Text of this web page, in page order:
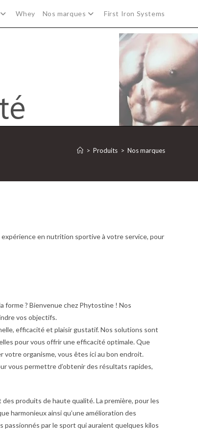
Whey Nos marques First Iron Systems
> Produits > Nos marques
en nutrition sportive à votre service, pour
forme ? Bienvenue chez Phytostine ! Nos
vos objectifs.
efficacité et plaisir gustatif. Nos solutions sont
pour vous offrir une efficacité optimale. Que
votre organisme, vous êtes ici au bon endroit.
vous permettre d’obtenir des résultats rapides,
produits de haute qualité. La première, pour les
harmonieux ainsi qu’une amélioration des
passionnés par le sport qui auraient quelques kilos